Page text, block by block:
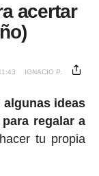
acertar
IGNACIO P.
algunas ideas
regalar a
tu propia